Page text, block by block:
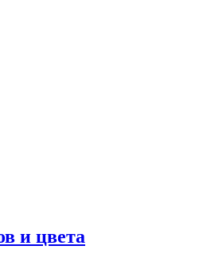
и цвета